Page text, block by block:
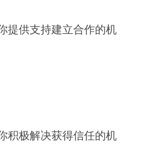
提供支持建立合作的机
积极解决获得信任的机